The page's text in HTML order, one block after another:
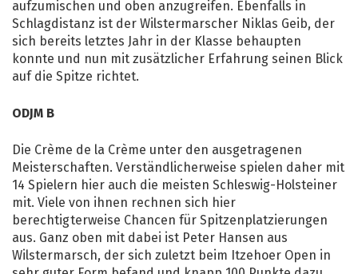
aufzumischen und oben anzugreifen. Ebenfalls in
Schlagdistanz ist der Wilstermarscher Niklas Geib, der
sich bereits letztes Jahr in der Klasse behaupten
konnte und nun mit zusätzlicher Erfahrung seinen Blick
auf die Spitze richtet.
ODJM B
Die Crème de la Crème unter den ausgetragenen
Meisterschaften. Verständlicherweise spielen daher mit
14 Spielern hier auch die meisten Schleswig-Holsteiner
mit. Viele von ihnen rechnen sich hier
berechtigterweise Chancen für Spitzenplatzierungen
aus. Ganz oben mit dabei ist Peter Hansen aus
Wilstermarsch, der sich zuletzt beim Itzehoer Open in